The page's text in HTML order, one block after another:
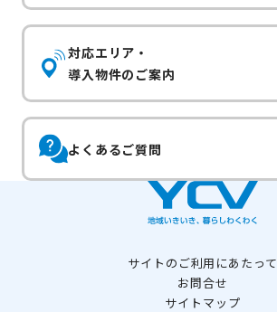
対応エリア・
導入物件のご案内
よくあるご質問
サイトのご利用にあたって
お問合せ
サイトマップ